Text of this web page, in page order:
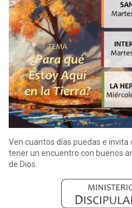
Ven cuantos días puedas e
tener un encuentro con buenos
de Dios.